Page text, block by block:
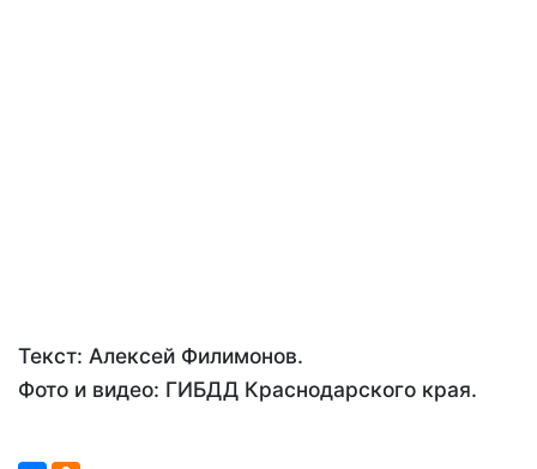
Текст: Алексей Филимонов.
Фото и видео: ГИБДД Краснодарского края.